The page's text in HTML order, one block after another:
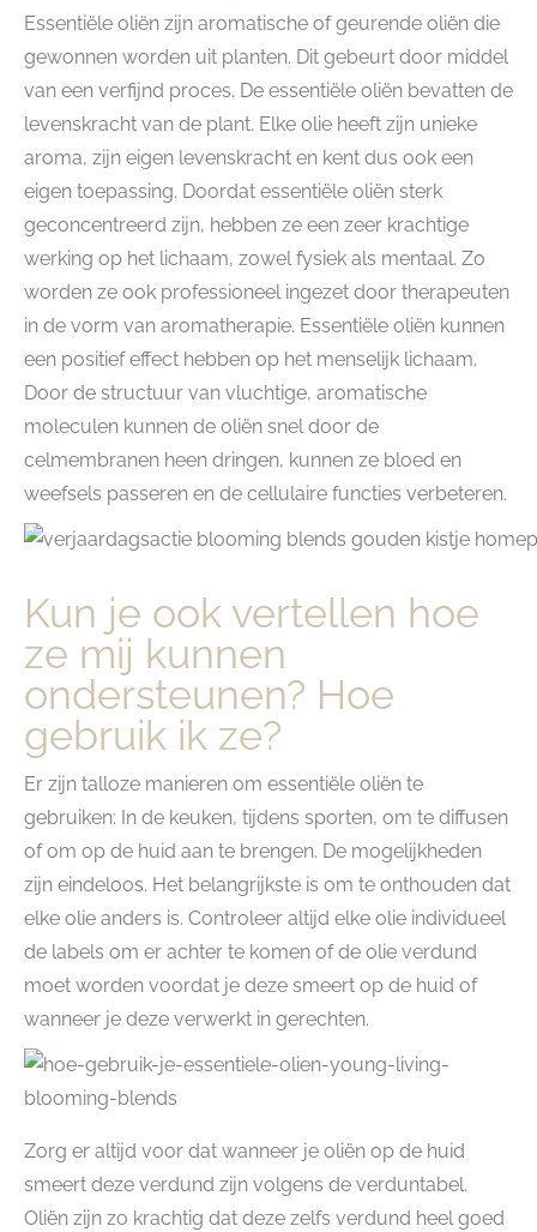
Essentiële oliën zijn aromatische of geurende oliën die
gewonnen worden uit planten. Dit gebeurt door middel
van een verfijnd proces. De essentiële oliën bevatten de
levenskracht van de plant. Elke olie heeft zijn unieke
aroma, zijn eigen levenskracht en kent dus ook een
eigen toepassing. Doordat essentiële oliën sterk
geconcentreerd zijn, hebben ze een zeer krachtige
werking op het lichaam, zowel fysiek als mentaal. Zo
worden ze ook professioneel ingezet door therapeuten
in de vorm van aromatherapie. Essentiële oliën kunnen
een positief effect hebben op het menselijk lichaam.
Door de structuur van vluchtige, aromatische
moleculen kunnen de oliën snel door de
celmembranen heen dringen, kunnen ze bloed en
weefsels passeren en de cellulaire functies verbeteren.
Kun je ook vertellen hoe
ze mij kunnen
ondersteunen? Hoe
gebruik ik ze?
Er zijn talloze manieren om essentiële oliën te
gebruiken: In de keuken, tijdens sporten, om te diffusen
of om op de huid aan te brengen. De mogelijkheden
zijn eindeloos. Het belangrijkste is om te onthouden dat
elke olie anders is. Controleer altijd elke olie individueel
de labels om er achter te komen of de olie verdund
moet worden voordat je deze smeert op de huid of
wanneer je deze verwerkt in gerechten.
Zorg er altijd voor dat wanneer je oliën op de huid
smeert deze verdund zijn volgens de verduntabel.
Oliën zijn zo krachtig dat deze zelfs verdund heel goed